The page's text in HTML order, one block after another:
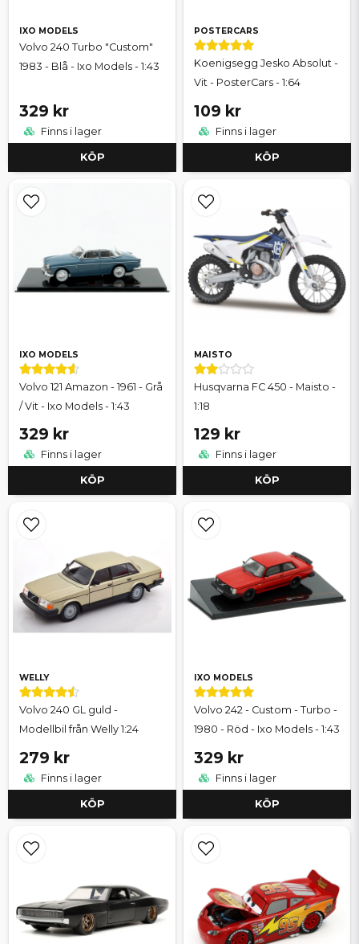
IXO MODELS
Volvo 240 Turbo "Custom"
1983 - Blå - Ixo Models - 1:43
329 kr
Finns i lager
KÖP
POSTERCARS
Koenigsegg Jesko Absolut -
Vit - PosterCars - 1:64
109 kr
Finns i lager
KÖP
IXO MODELS
Volvo 121 Amazon - 1961 - Grå
/ Vit - Ixo Models - 1:43
329 kr
Finns i lager
KÖP
MAISTO
Husqvarna FC 450 - Maisto -
1:18
129 kr
Finns i lager
KÖP
WELLY
Volvo 240 GL guld -
Modellbil från Welly 1:24
279 kr
Finns i lager
KÖP
IXO MODELS
Volvo 242 - Custom - Turbo -
1980 - Röd - Ixo Models - 1:43
329 kr
Finns i lager
KÖP